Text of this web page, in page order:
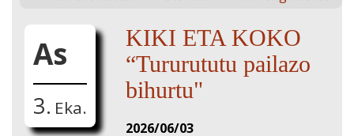
As
3. Eka.
KIKI ETA KOKO
“Tururututu pailazo
bihurtu"
2026/06/03